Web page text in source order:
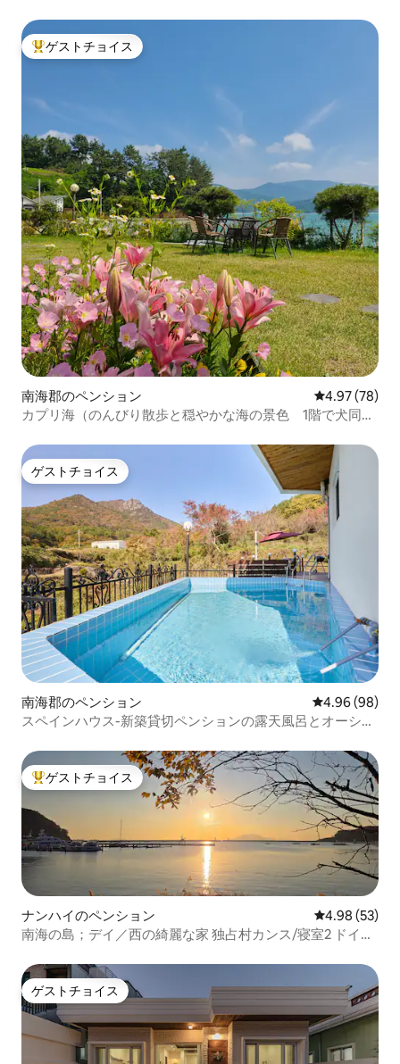
大好評のゲストチョイスです。
ゲストチョイス
南海郡のペンション レビュー78
4.97 (78)
カプリ海（のんびり散歩と穏やかな海の景色 1階で犬同伴
ゲストチョイス
ゲストチョイス
南海郡のペンション レビュー98件
4.96 (98)
スペインハウス-新築貸切ペンションの露天風呂とオーシャ
大好評のゲストチョイスです。
ゲストチョイス
ナンハイのペンション レビュー53
4.98 (53)
南海の島；デイ／西の綺麗な家 独占村カンス/寝室2 ドイツ
ゲストチョイス
ゲストチョイス